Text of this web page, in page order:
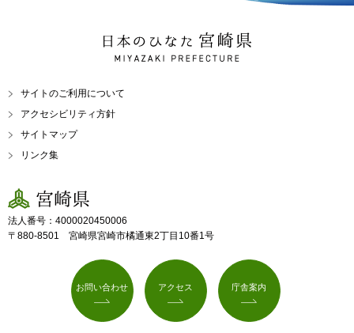
日本のひなた 宮崎県
MIYAZAKI PREFECTURE
サイトのご利用について
アクセシビリティ方針
サイトマップ
リンク集
宮崎県
法人番号：4000020450006
〒880-8501 宮崎県宮崎市橘通東2丁目10番1号
お問い合わせ アクセス 庁舎案内